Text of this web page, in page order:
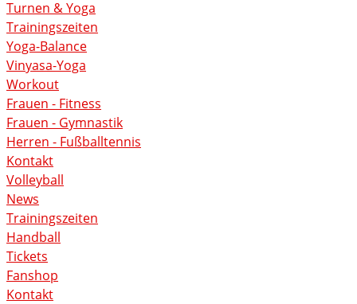
Turnen & Yoga
Trainingszeiten
Yoga-Balance
Vinyasa-Yoga
Workout
Frauen - Fitness
Frauen - Gymnastik
Herren - Fußballtennis
Kontakt
Volleyball
News
Trainingszeiten
Handball
Tickets
Fanshop
Kontakt